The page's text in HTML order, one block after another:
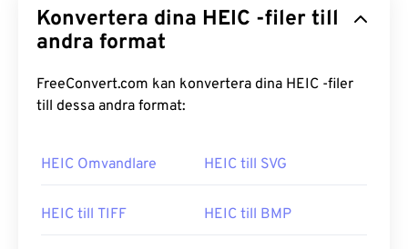
Konvertera dina HEIC -filer till
andra format
FreeConvert.com kan konvertera dina HEIC -filer
till dessa andra format:
HEIC Omvandlare HEIC till SVG
HEIC till TIFF HEIC till BMP